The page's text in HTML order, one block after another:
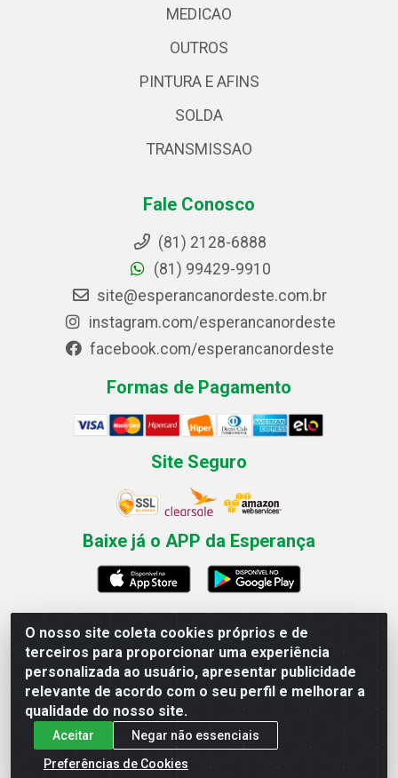
O nosso site coleta cookies próprios e de
terceiros para proporcionar uma experiência
personalizada ao usuário, apresentar publicidade
relevante de acordo com o seu perfil e melhorar a
qualidade do nosso site.
Aceitar
Negar não essenciais
Preferências de Cookies
MEDICAO
OUTROS
PINTURA E AFINS
SOLDA
TRANSMISSAO
Fale Conosco
(81) 2128-6888
(81) 99429-9910
site@esperancanordeste.com.br
instagram.com/esperancanordeste
facebook.com/esperancanordeste
Formas de Pagamento
Site Seguro
Baixe já o APP da Esperança
Esperança Nordeste - Rua Professor Caldas Filho, 291 -
Estância - Recife / PE CEP: 50771-335 - CNPJ
03.666.136/0001-23